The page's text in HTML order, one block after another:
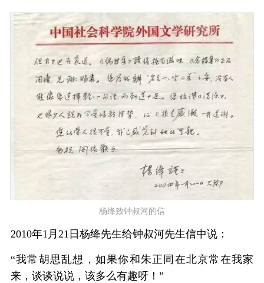
杨绛致钟叔河的信
2010年1月21日杨绛先生给钟叔河先生信中说：
“我常胡思乱想，如果你和朱正同在北京常在我家
来，谈谈说说，该多么有趣呀！”